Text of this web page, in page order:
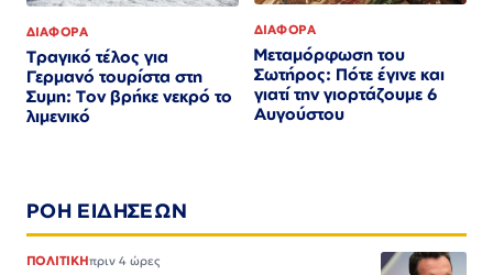
ΔΙΑΦΟΡΑ
Τραγικό τέλος για
Γερμανό τουρίστα στη
Συμη: Τον βρήκε νεκρό το
λιμενικό
ΔΙΑΦΟΡΑ
Μεταμόρφωση του
Σωτήρος: Πότε έγινε και
γιατί την γιορτάζουμε 6
Αυγούστου
ΡΟΗ ΕΙΔΗΣΕΩΝ
ΠΟΛΙΤΙΚΗπριν 4 ώρες